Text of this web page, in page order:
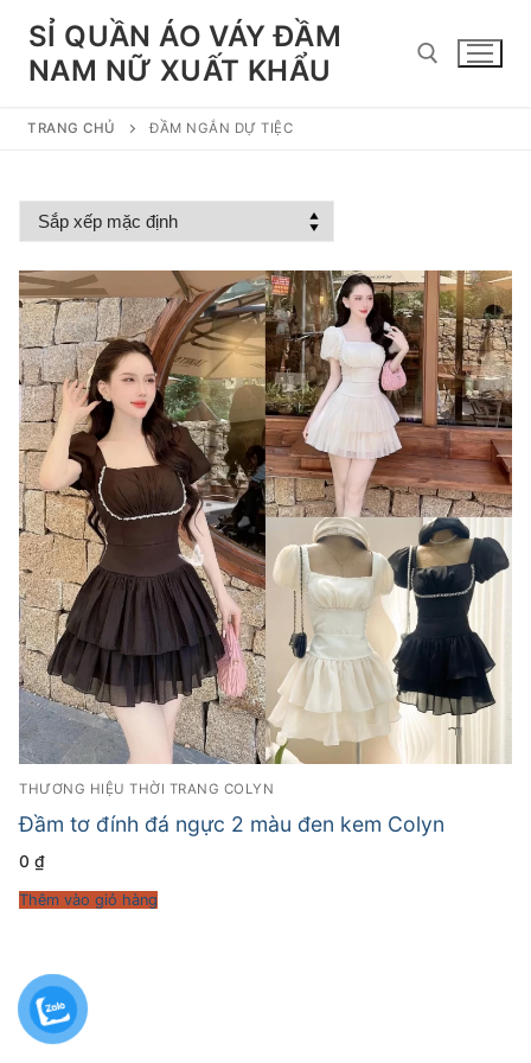
Chuyển
đếnSỈ QUẦN ÁO VÁY ĐẦM
NAM NỮ XUẤT KHẨU
TRANG CHỦ ĐẦM NGẮN DỰ TIỆC
THƯƠNG HIỆU THỜI TRANG COLYN
Đầm tơ đính đá ngực 2 màu đen kem Colyn
0 ₫
Thêm vào giỏ hàng